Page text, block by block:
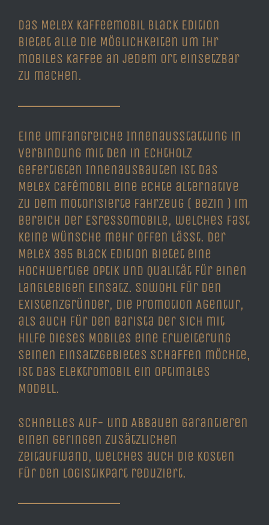
Das Melex Kaffeemobil Black Edition
bietet alle die Möglichkeiten um Ihr
mobiles Kaffee an jedem Ort einsetzbar
zu machen.
Eine Umfangreiche Innenausstattung in
Verbindung mit den in Echtholz
gefertigten Innenausbauten ist das
Melex Cafémobil eine echte alternative
zu dem motorisierte Fahrzeug ( Bezin ) im
Bereich der Esressomobile, welches fast
keine Wünsche mehr offen lässt. Der
Melex 395 Black Edition bietet eine
hochwertige Optik und Qualität für einen
langlebigen Einsatz. Sowohl für den
Existenzgründer, die Promotion Agentur,
als auch für den Barista der sich mit
hilfe dieses Mobiles eine Erweiterung
seinen Einsatzgebietes schaffen möchte,
ist das Elektromobil ein optimales
Modell.
Schnelles Auf- und Abbauen garantieren
einen geringen zusätzlichen
Zeitaufwand, welches auch die Kosten
für den Logistikpart reduziert.